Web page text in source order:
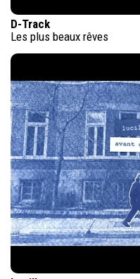
D-Track
Les plus beaux rêves